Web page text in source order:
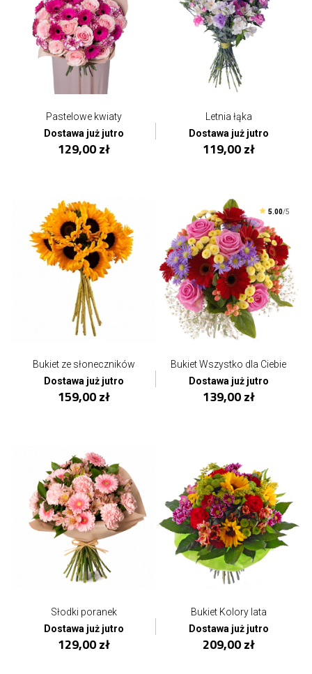
Pastelowe kwiaty
Dostawa już jutro
129,00 zł
Letnia łąka
Dostawa już jutro
119,00 zł
Bukiet ze słoneczników
Dostawa już jutro
159,00 zł
5.00/5
Bukiet Wszystko dla Ciebie
Dostawa już jutro
139,00 zł
Słodki poranek
Dostawa już jutro
129,00 zł
Bukiet Kolory lata
Dostawa już jutro
209,00 zł